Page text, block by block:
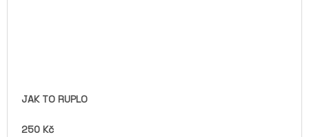
JAK TO RUPLO
250 Kč